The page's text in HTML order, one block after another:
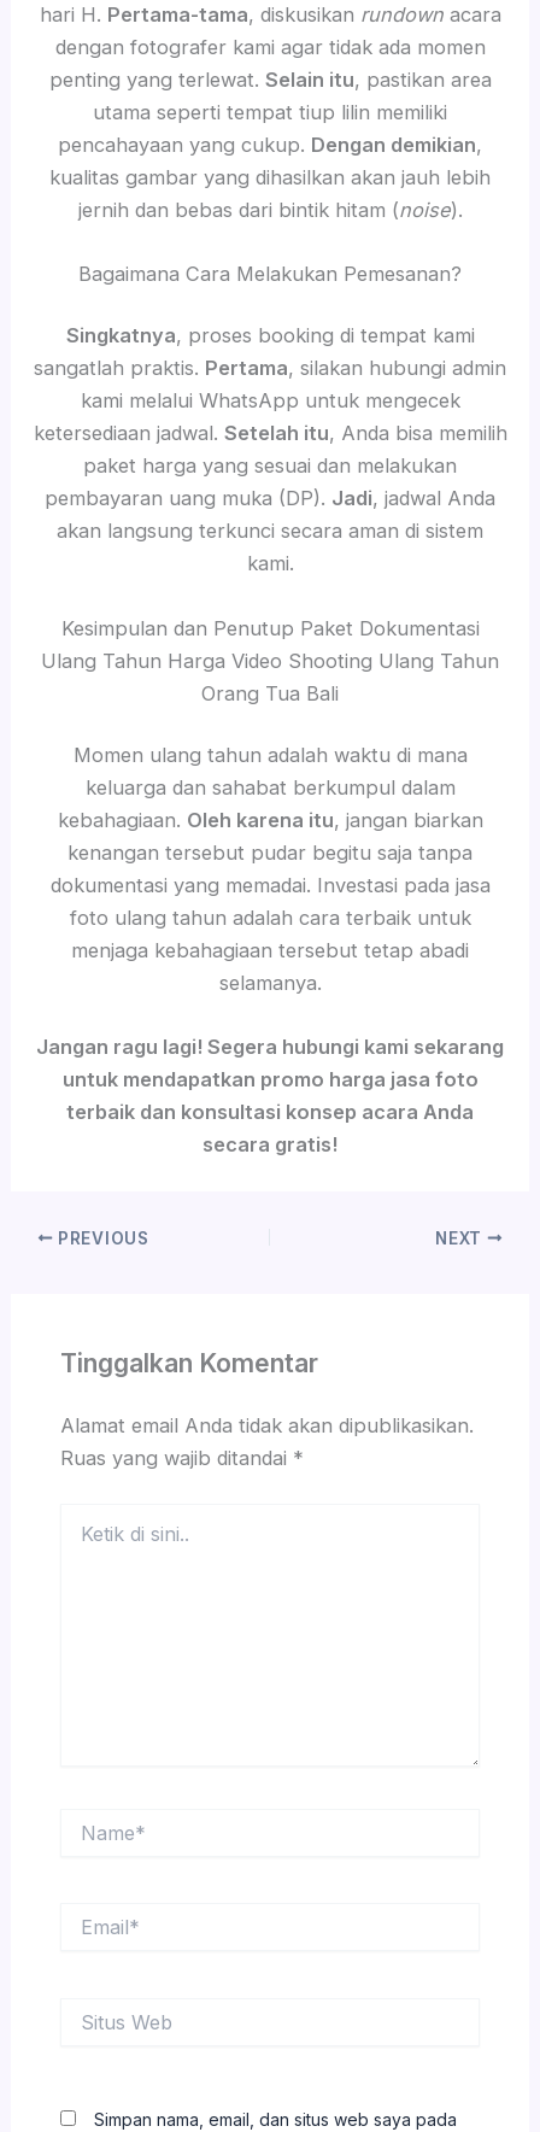
hari H. Pertama-tama, diskusikan rundownacara
dengan fotografer kami agar tidak ada momen
penting yang terlewat. Selain itu, pastikan area
utama seperti tempat tiup lilin memiliki
pencahayaan yang cukup. Dengan demikian,
kualitas gambar yang dihasilkan akan jauh lebih
jernih dan bebas dari bintik hitam (noise).
Bagaimana Cara Melakukan Pemesanan?
Singkatnya, proses booking di tempat kami
sangatlah praktis. Pertama, silakan hubungi admin
kami melalui WhatsApp untuk mengecek
ketersediaan jadwal. Setelah itu, Anda bisa memilih
paket harga yang sesuai dan melakukan
pembayaran uang muka (DP). Jadi, jadwal Anda
akan langsung terkunci secara aman di sistem
kami.
Kesimpulan dan Penutup Paket Dokumentasi
Ulang Tahun Harga Video Shooting Ulang Tahun
Orang Tua Bali
Momen ulang tahun adalah waktu di mana
keluarga dan sahabat berkumpul dalam
kebahagiaan. Oleh karena itu, jangan biarkan
kenangan tersebut pudar begitu saja tanpa
dokumentasi yang memadai. Investasi pada jasa
foto ulang tahun adalah cara terbaik untuk
menjaga kebahagiaan tersebut tetap abadi
selamanya.
Jangan ragu lagi! Segera hubungi kami sekarang
untuk mendapatkan promo harga jasa foto
terbaik dan konsultasi konsep acara Anda
secara gratis!
PREVIOUS NEXT
Tinggalkan Komentar
Alamat email Anda tidak akan dipublikasikan.
Ruas yang wajib ditandai *
Web
Simpan nama, email, dan situs web saya pada